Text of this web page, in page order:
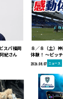
スパ福岡
紀さん
８／８（土）
体験！ ～ピッ
2026.08.07 ニュース